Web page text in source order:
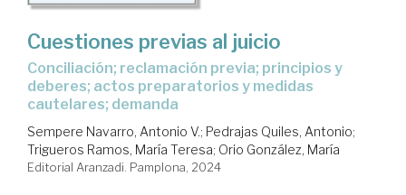
Cuestiones previas al juicio
conciliación; reclamación previa; principios y
deberes; actos preparatorios y medidas
cautelares; demanda
Sempere Navarro, Antonio V.; Pedrajas Quiles, Antonio;
Trigueros Ramos, María Teresa; Orio González, María
Editorial Aranzadi. Pamplona, 2024